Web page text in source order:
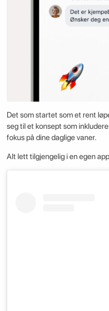
Det som startet som et rent
seg til et konsept som
fokus på dine daglige vaner.
Alt lett tilgjengelig i en egen